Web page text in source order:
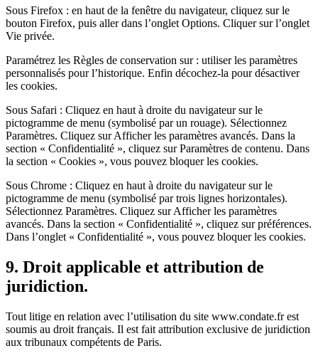
Sous Firefox : en haut de la fenêtre du navigateur, cliquez sur le
bouton Firefox, puis aller dans l’onglet Options. Cliquer sur l’onglet
Vie privée.
Paramétrez les Règles de conservation sur : utiliser les paramètres
personnalisés pour l’historique. Enfin décochez-la pour désactiver
les cookies.
Sous Safari : Cliquez en haut à droite du navigateur sur le
pictogramme de menu (symbolisé par un rouage). Sélectionnez
Paramètres. Cliquez sur Afficher les paramètres avancés. Dans la
section « Confidentialité », cliquez sur Paramètres de contenu. Dans
la section « Cookies », vous pouvez bloquer les cookies.
Sous Chrome : Cliquez en haut à droite du navigateur sur le
pictogramme de menu (symbolisé par trois lignes horizontales).
Sélectionnez Paramètres. Cliquez sur Afficher les paramètres
avancés. Dans la section « Confidentialité », cliquez sur préférences.
Dans l’onglet « Confidentialité », vous pouvez bloquer les cookies.
9. Droit applicable et attribution de
juridiction.
Tout litige en relation avec l’utilisation du site www.condate.fr est
soumis au droit français. Il est fait attribution exclusive de juridiction
aux tribunaux compétents de Paris.